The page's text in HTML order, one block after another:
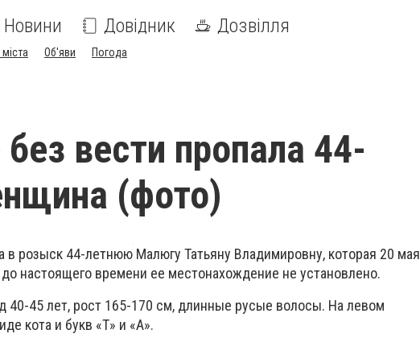
Новини Довідник Дозвілля
міста Об'яви Погода
вести пропала 44-
(фото)
розыск 44-летнюю Малюгу Татьяну Владимировну, которая 20 мая
настоящего времени ее местонахождение не установлено.
40-45 лет, рост 165-170 см, длинные русые волосы. На левом
кота и букв «Т» и «А».